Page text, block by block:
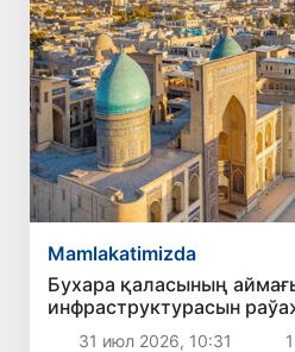
Mamlakatimizda
Бухара қаласының
инфраструктурасын
бойынша бас реже
31 июл 2026, 10:31